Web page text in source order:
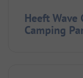
Heeft Wave
Camping